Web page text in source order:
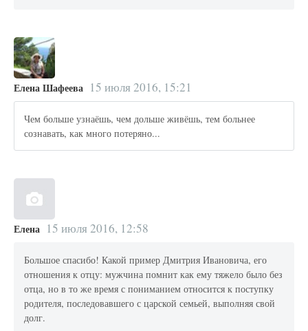
Елена Шафеева 15 июля 2016, 15:21
Чем больше узнаёшь, чем дольше живёшь, тем больнее
сознавать, как много потеряно...
Елена 15 июля 2016, 12:58
Большое спасибо! Какой пример Дмитрия Ивановича, его
отношения к отцу: мужчина помнит как ему тяжело было без
отца, но в то же время с пониманием относится к поступку
родителя, последовавшего с царской семьей, выполняя свой
долг.